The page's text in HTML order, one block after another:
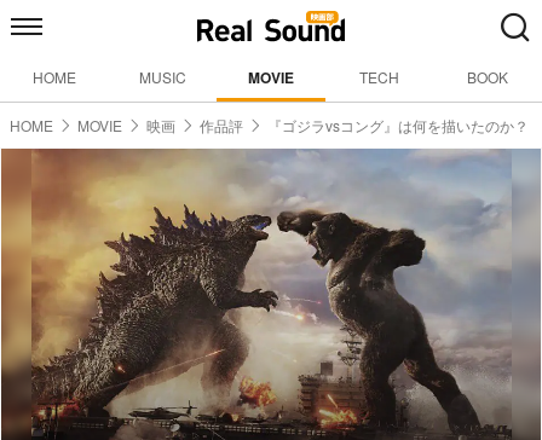
HOME MUSIC MOVIE TECH BOOK
HOME MOVIE 映画 作品評 『ゴジラvsコング』は何を描いたのか？